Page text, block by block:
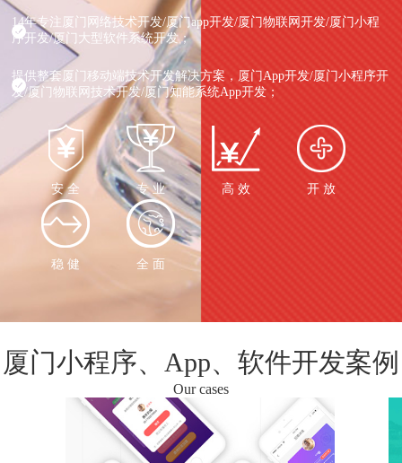
14年专注厦门网络技术开发/厦门app开发/厦门物联网开发/厦门小程
序开发/厦门大型软件系统开发；
提供整套厦门移动端技术开发解决方案，厦门App开发/厦门小程序开
发/厦门物联网技术开发/厦门知能系统App开发；
安 全 专 业 高 效 开 放
稳 健 全 面
厦门小程序、App、软件开发案例
Our cases